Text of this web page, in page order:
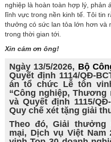
nghiệp là hoàn toàn hợp lý, phản
lĩnh vực trong nền kinh tế. Tôi tin
thưởng có sức lan tỏa lớn hơn và
trong thời gian tới.
Xin cảm ơn ông!
Ngày 13/5/2026, Bộ
Quyết định 1114/QĐ-
án tổ chức Lễ tôn
“Công nghiệp, Thương
và Quyết định 1115/
Quy chế xét tặng giải
Theo đó, Giải thưởng
mại, Dịch vụ Việt